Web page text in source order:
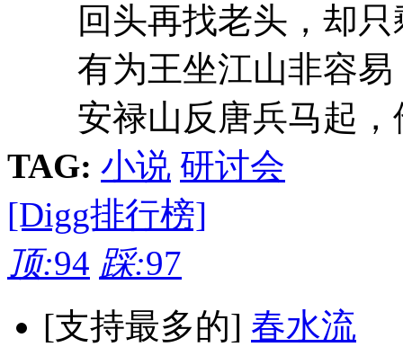
回头再找老头，却只
有为王坐江山非容易
安禄山反唐兵马起，
TAG: 小说 研讨会
[Digg排行榜]
顶:94 踩:97
[支持最多的] 春水流